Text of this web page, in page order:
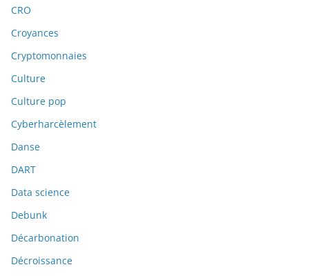
CRO
Croyances
Cryptomonnaies
Culture
Culture pop
Cyberharcèlement
Danse
DART
Data science
Debunk
Décarbonation
Décroissance